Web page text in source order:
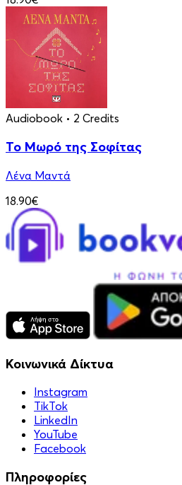
Audiobook • 2 Credits
Το Μωρό της Σοφίτας
Λένα Μαντά
18.90€
Κοινωνικά Δίκτυα
Instagram
TikTok
LinkedIn
YouTube
Facebook
Πληροφορίες